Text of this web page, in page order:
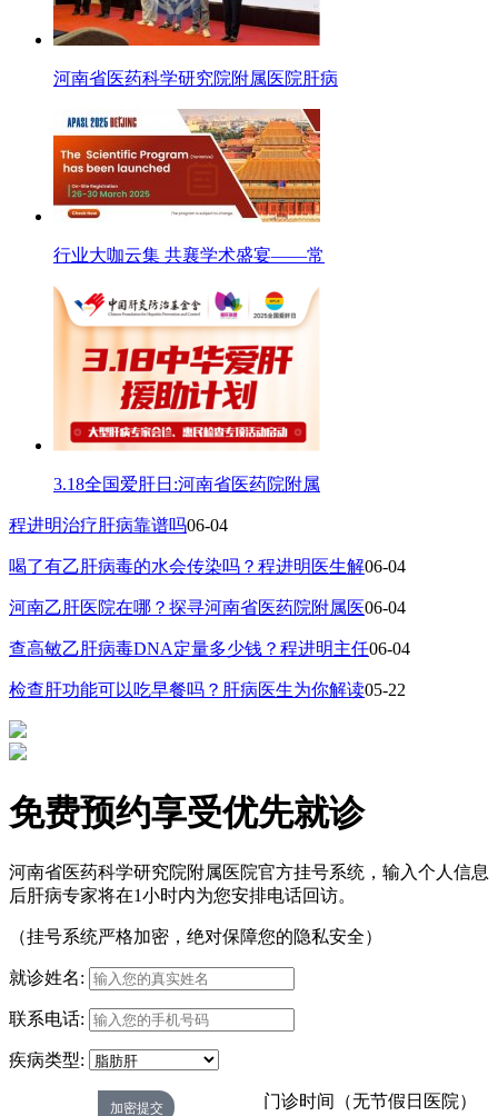
河南省医药科学研究院附属医院肝病
行业大咖云集 共襄学术盛宴——常
3.18全国爱肝日:河南省医药院附属
程进明治疗肝病靠谱吗06-04
喝了有乙肝病毒的水会传染吗？程进明医生解06-04
河南乙肝医院在哪？探寻河南省医药院附属医06-04
查高敏乙肝病毒DNA定量多少钱？程进明主任06-04
检查肝功能可以吃早餐吗？肝病医生为你解读05-22
免费预约享受优先就诊
河南省医药科学研究院附属医院官方挂号系统，输入个人信息
后肝病专家将在1小时内为您安排电话回访。
（挂号系统严格加密，绝对保障您的隐私安全）
就诊姓名:
联系电话:
疾病类型:
门诊时间（无节假日医院）